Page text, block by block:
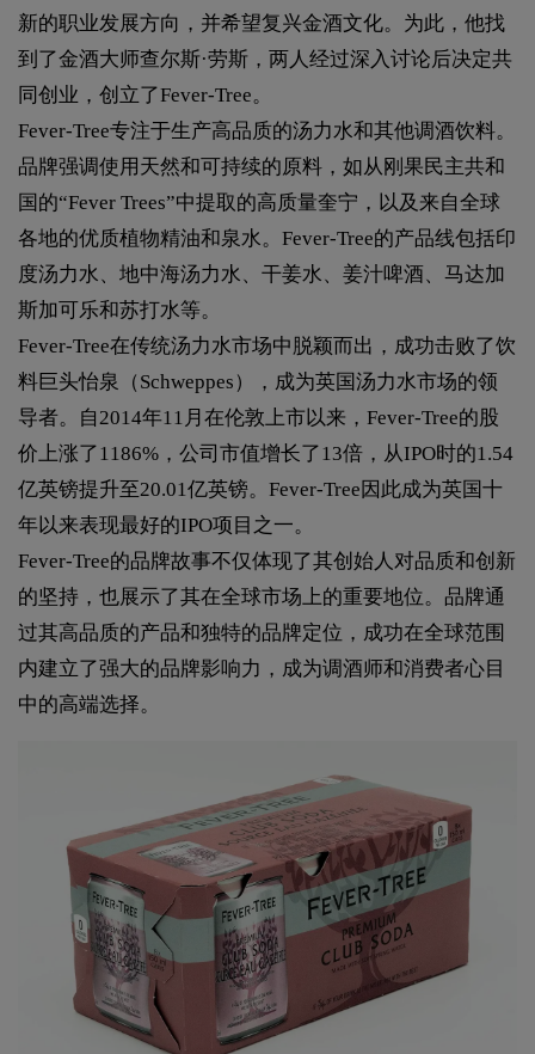
新的职业发展方向，并希望复兴金酒文化。为此，他找
到了金酒大师查尔斯·劳斯，两人经过深入讨论后决定共
同创业，创立了Fever-Tree。
Fever-Tree专注于生产高品质的汤力水和其他调酒饮料。
品牌强调使用天然和可持续的原料，如从刚果民主共和
国的“Fever Trees”中提取的高质量奎宁，以及来自全球
各地的优质植物精油和泉水。Fever-Tree的产品线包括印
度汤力水、地中海汤力水、干姜水、姜汁啤酒、马达加
斯加可乐和苏打水等。
Fever-Tree在传统汤力水市场中脱颖而出，成功击败了饮
料巨头怡泉（Schweppes），成为英国汤力水市场的领
导者。自2014年11月在伦敦上市以来，Fever-Tree的股
价上涨了1186%，公司市值增长了13倍，从IPO时的1.54
亿英镑提升至20.01亿英镑。Fever-Tree因此成为英国十
年以来表现最好的IPO项目之一。
Fever-Tree的品牌故事不仅体现了其创始人对品质和创新
的坚持，也展示了其在全球市场上的重要地位。品牌通
过其高品质的产品和独特的品牌定位，成功在全球范围
内建立了强大的品牌影响力，成为调酒师和消费者心目
中的高端选择。